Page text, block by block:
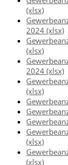
(xlsx)
2024 (xlsx)
(xlsx)
2024 (xlsx)
(xlsx)
(xlsx)
(xlsx)